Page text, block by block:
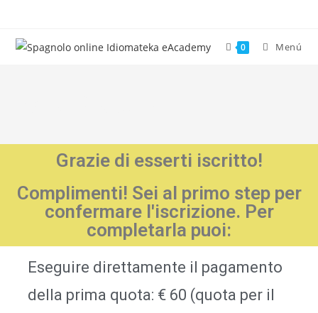
0 Menú
Grazie di esserti iscritto!
Complimenti! Sei al primo step per
confermare l'iscrizione. Per
completarla puoi:
Eseguire direttamente il pagamento
della prima quota: € 60 (quota per il